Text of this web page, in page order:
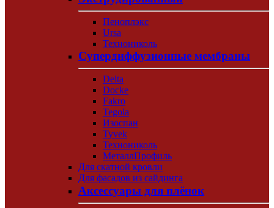
Пеноплэкс
Ursa
Технониколь
Супердиффузионные мембраны
Delta
Docke
Fakro
Tegola
Изоспан
Tyvek
Технониколь
МеталлПрофиль
Для скатной кровли
Для фасадов из сайдинга
Аксессуары для плёнок